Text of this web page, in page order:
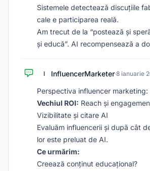
Sistemele detectează discuțiile
cale e participarea reală.
Am trecut de la “postează și
și educă”. AI recompensează a
I InfluencerMarketer·8 ianuarie
Perspectiva influencer marketing:
Vechiul ROI: Reach și
Vizibilitate și citare AI
Evaluăm influencerii și după cât
lor este preluat de AI.
Ce urmărim:
Creează conținut educațional?